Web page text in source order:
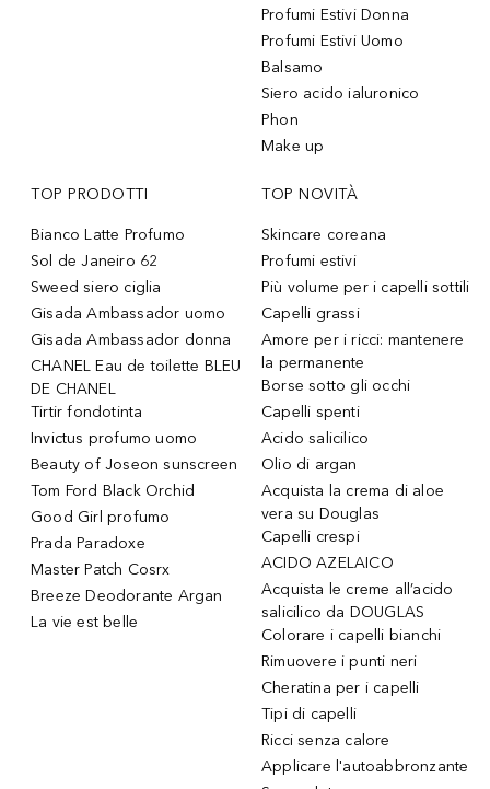
Profumi Estivi Donna
Profumi Estivi Uomo
Balsamo
Siero acido ialuronico
Phon
Make up
TOP PRODOTTI
Bianco Latte Profumo
Sol de Janeiro 62
Sweed siero ciglia
Gisada Ambassador uomo
Gisada Ambassador donna
CHANEL Eau de toilette BLEU
DE CHANEL
Tirtir fondotinta
Invictus profumo uomo
Beauty of Joseon sunscreen
Tom Ford Black Orchid
Good Girl profumo
Prada Paradoxe
Master Patch Cosrx
Breeze Deodorante Argan
La vie est belle
TOP NOVITÀ
Skincare coreana
Profumi estivi
Più volume per i capelli sottili
Capelli grassi
Amore per i ricci: mantenere
la permanente
Borse sotto gli occhi
Capelli spenti
Acido salicilico
Olio di argan
Acquista la crema di aloe
vera su Douglas
Capelli crespi
ACIDO AZELAICO
Acquista le creme all’acido
salicilico da DOUGLAS
Colorare i capelli bianchi
Rimuovere i punti neri
Cheratina per i capelli
Tipi di capelli
Ricci senza calore
Applicare l'autoabbronzante